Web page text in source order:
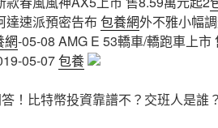
達速派預密告布 包養網外不雅小幅
網-05-08 AMG E 53轎車/轎跑車上
05-07包養
！比特幣投資靠譜不？交班人是誰